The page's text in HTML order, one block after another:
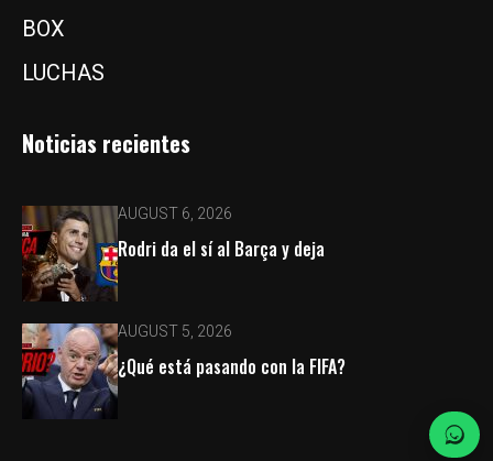
BOX
LUCHAS
Noticias recientes
AUGUST 6, 2026
Rodri da el sí al Barça y deja
AUGUST 5, 2026
¿Qué está pasando con la FIFA?